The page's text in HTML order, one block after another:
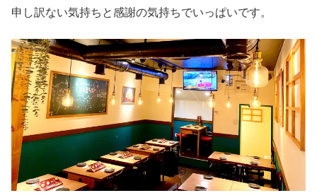
申し訳ない気持ちと感謝の気持ちでいっぱいです。